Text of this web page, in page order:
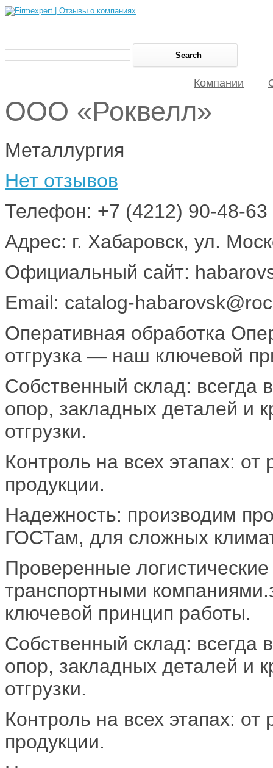
Компании
ООО «Роквелл»
Металлургия
Нет отзывов
Телефон: +7 (4212) 90-48-63
Адрес: г. Хабаровск, ул.
Официальный сайт:
Email: catalog-
Оперативная обработка
отгрузка — наш ключевой
Собственный склад: всегда
опор, закладных деталей и
отгрузки.
Контроль на всех этапах: от
продукции.
Надежность: производим
ГОСТам, для сложных
Проверенные
транспортными
ключевой принцип работы.
Собственный склад: всегда
опор, закладных деталей и
отгрузки.
Контроль на всех этапах: от
продукции.